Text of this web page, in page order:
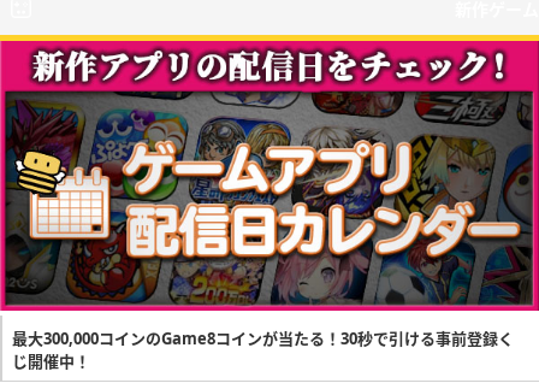
最大300,000コインのGame8コインが当たる！30秒で引ける事前登録く
じ開催中！